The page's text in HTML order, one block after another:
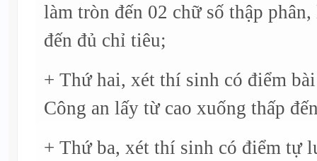
làm tròn đến 02 chữ số thập
đến đủ chỉ tiêu;
+ Thứ hai, xét thí sinh có điểm
Công an lấy từ cao xuống thấp
+ Thứ ba, xét thí sinh có điểm tự